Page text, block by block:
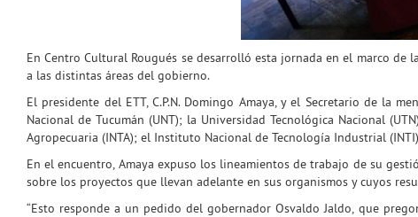
En Centro Cultural Rougués se desarrolló esta jornada en el marco
a las distintas áreas del gobierno.
El presidente del ETT, C.P.N. Domingo Amaya, y el Secretario de la
Nacional de Tucumán (UNT); la Universidad Tecnológica Nacional
Agropecuaria (INTA); el Instituto Nacional de Tecnología Industrial
En el encuentro, Amaya expuso los lineamientos de trabajo de su
sobre los proyectos que llevan adelante en sus organismos y cuyos
“Esto responde a un pedido del gobernador Osvaldo Jaldo, que